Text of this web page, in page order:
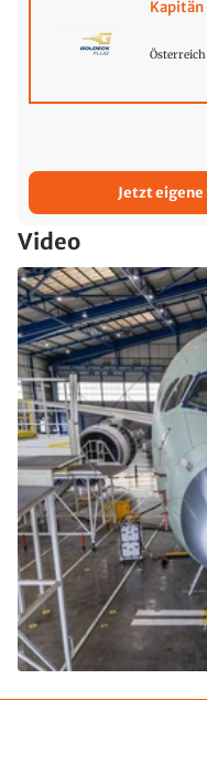
Kapitän
Österreich
Jetzt
Video